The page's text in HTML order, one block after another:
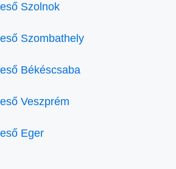
Szolnok
Szombathely
Békéscsaba
Veszprém
Eger